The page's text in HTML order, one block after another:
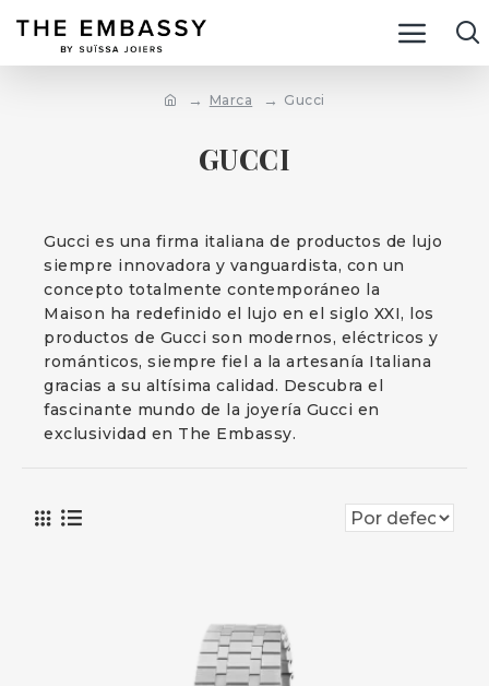
Marca Gucci
GUCCI
Gucci es una firma italiana de productos de lujo
siempre innovadora y vanguardista, con un
concepto totalmente contemporáneo la
Maison ha redefinido el lujo en el siglo XXI, los
productos de Gucci son modernos, eléctricos y
románticos, siempre fiel a la artesanía Italiana
gracias a su altísima calidad. Descubra el
fascinante mundo de la joyería Gucci en
exclusividad en The Embassy.